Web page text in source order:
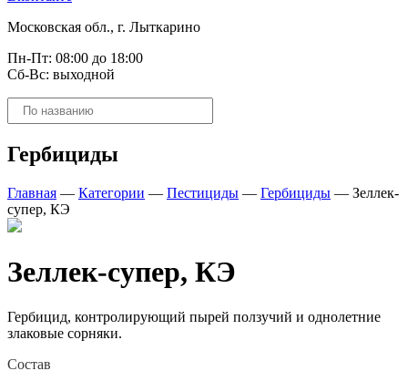
Московская обл., г. Лыткарино
Пн-Пт: 08:00 до 18:00
Сб-Вс: выходной
Поиск
товаров
Гербициды
Главная — Категории — Пестициды — Гербициды — Зеллек-
супер, КЭ
Зеллек-супер, КЭ
Гербицид, контролирующий пырей ползучий и однолетние
злаковые сорняки.
Состав